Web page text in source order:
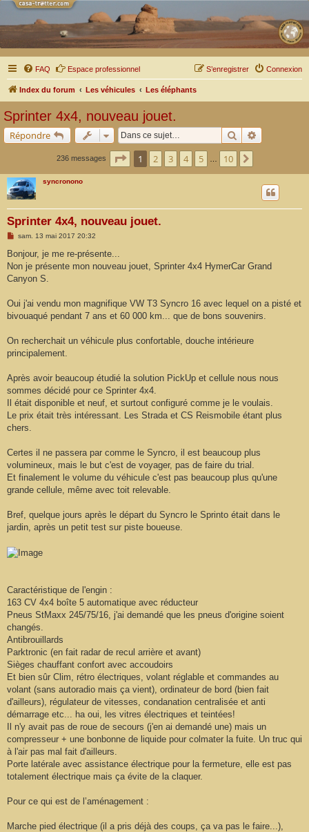
FAQ Espace professionnel Connexion
S’enregistrer
Index du forum Les véhicules Les éléphants
Sprinter 4x4, nouveau jouet.
Répondre Rechercher
236 messages Page sur10
1 2 3 4 5 10
syncronono
Sprinter 4x4, nouveau jouet.
M
s
a
g
sam. 13 mai 2017 20:32
Bonjour, je me re-présente...
Non je présente mon nouveau jouet, Sprinter 4x4 HymerCar Grand
Canyon S.
Oui j'ai vendu mon magnifique VW T3 Syncro 16 avec lequel on a pisté et
bivouaqué pendant 7 ans et 60 000 km... que de bons souvenirs.
On recherchait un véhicule plus confortable, douche intérieure
principalement.
Après avoir beaucoup étudié la solution PickUp et cellule nous nous
sommes décidé pour ce Sprinter 4x4.
Il était disponible et neuf, et surtout configuré comme je le voulais.
Le prix était très intéressant. Les Strada et CS Reismobile étant plus
chers.
Certes il ne passera par comme le Syncro, il est beaucoup plus
volumineux, mais le but c'est de voyager, pas de faire du trial.
Et finalement le volume du véhicule c'est pas beaucoup plus qu'une
grande cellule, même avec toit relevable.
Bref, quelque jours après le départ du Syncro le Sprinto était dans le
jardin, après un petit test sur piste boueuse.
Caractéristique de l'engin :
163 CV 4x4 boîte 5 automatique avec réducteur
Pneus StMaxx 245/75/16, j'ai demandé que les pneus d'origine soient
changés.
Antibrouillards
Parktronic (en fait radar de recul arrière et avant)
Sièges chauffant confort avec accoudoirs
Et bien sûr Clim, rétro électriques, volant réglable et commandes au
volant (sans autoradio mais ça vient), ordinateur de bord (bien fait
d'ailleurs), régulateur de vitesses, condanation centralisée et anti
démarrage etc... ha oui, les vitres électriques et teintées!
Il n'y avait pas de roue de secours (j'en ai demandé une) mais un
compresseur + une bonbonne de liquide pour colmater la fuite. Un truc qui
à l'air pas mal fait d'ailleurs.
Porte latérale avec assistance électrique pour la fermeture, elle est pas
totalement électrique mais ça évite de la claquer.
Pour ce qui est de l’aménagement :
Marche pied électrique (il a pris déjà des coups, ça va pas le faire...),